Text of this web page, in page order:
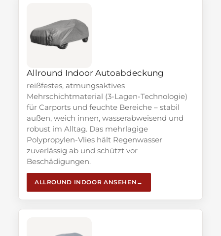
Allround Indoor Autoabdeckung
reißfestes, atmungsaktives
Mehrschichtmaterial (3-Lagen-Technologie)
für Carports und feuchte Bereiche – stabil
außen, weich innen, wasserabweisend und
robust im Alltag. Das mehrlagige
Polypropylen-Vlies hält Regenwasser
zuverlässig ab und schützt vor
Beschädigungen.
ALLROUND INDOOR ANSEHEN